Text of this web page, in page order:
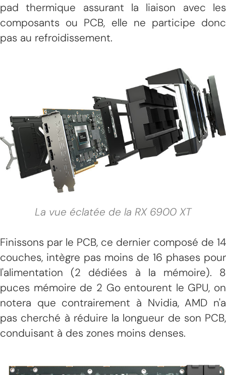
pad thermique assurant la liaison avec les
composants ou PCB, elle ne participe donc
pas au refroidissement.
La vue éclatée de la RX 6900 XT
Finissons par le PCB, ce dernier composé de 14
couches, intègre pas moins de 16 phases pour
l'alimentation (2 dédiées à la mémoire). 8
puces mémoire de 2 Go entourent le GPU, on
notera que contrairement à Nvidia, AMD n'a
pas cherché à réduire la longueur de son PCB,
conduisant à des zones moins denses.